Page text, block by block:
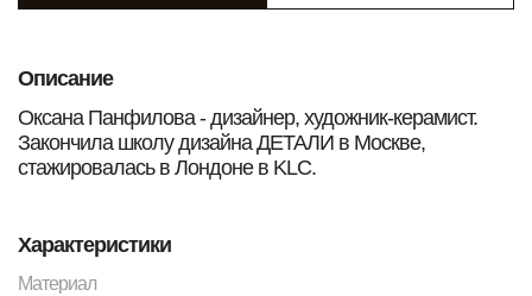
Описание
Оксана Панфилова - дизайнер, художник-керамист.
Закончила школу дизайна ДЕТАЛИ в Москве,
стажировалась в Лондоне в KLC.
Характеристики
Материал